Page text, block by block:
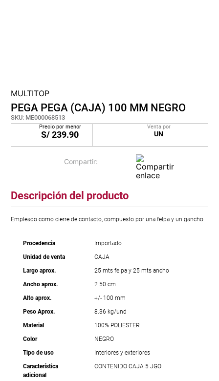
MULTITOP
PEGA PEGA (CAJA) 100 MM NEGRO
SKU: ME000068513
Precio por menor
S/239.90
Venta por
UN
Descripción del producto
Empleado como cierre de contacto, compuesto por una felpa y un gancho.
Procedencia
Importado
Unidad de venta
CAJA
Largo aprox.
25 mts felpa y 25 mts ancho
Ancho aprox.
2.50 cm
Alto aprox.
+/- 100 mm
Peso Aprox.
8.36 kg/und
Material
100% POLIESTER
Color
NEGRO
Tipo de uso
Interiores y exteriores
Característica
adicional
CONTENIDO CAJA 5 JGO